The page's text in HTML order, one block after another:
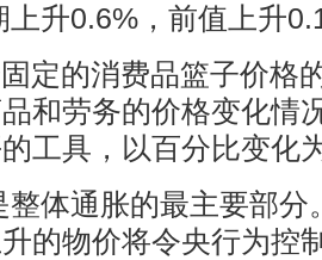
上升0.6%，前值上升
定的消费品篮子价格
和劳务的价格变化情
工具，以百分比变化
整体通胀的最主要部分
的物价将令央行为控